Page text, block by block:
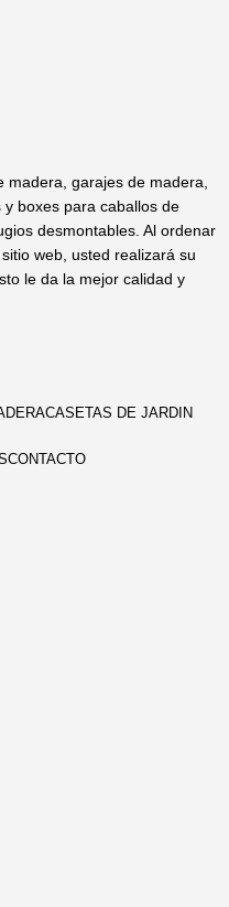
garajes de madera,
boxes para caballos de
desmontables. Al ordenar
web, usted realizará su
le da la mejor calidad y
CASETAS DE JARDIN
CONTACTO